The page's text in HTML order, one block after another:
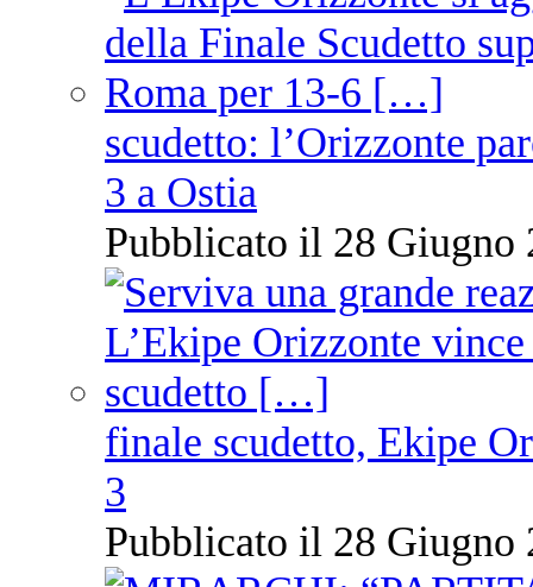
scudetto: l’Orizzonte
3 a Ostia
Pubblicato il 28 Giugno
finale scudetto, Ekipe
3
Pubblicato il 28 Giugno